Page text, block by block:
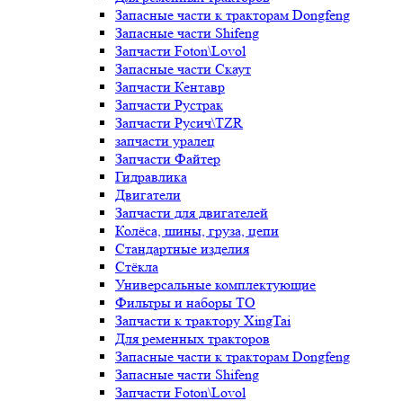
Запасные части к тракторам Dongfeng
Запасные части Shifeng
Запчасти Foton\Lovol
Запасные части Скаут
Запчасти Кентавр
Запчасти Рустрак
Запчасти Русич\TZR
запчасти уралец
Запчасти Файтер
Гидравлика
Двигатели
Запчасти для двигателей
Колёса, шины, груза, цепи
Стандартные изделия
Стёкла
Универсальные комплектующие
Фильтры и наборы ТО
Запчасти к трактору XingTai
Для ременных тракторов
Запасные части к тракторам Dongfeng
Запасные части Shifeng
Запчасти Foton\Lovol